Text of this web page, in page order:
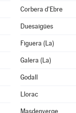
Corbera d'Ebre
Duesaigües
Figuera (La)
Galera (La)
Godall
Llorac
Masdenverge